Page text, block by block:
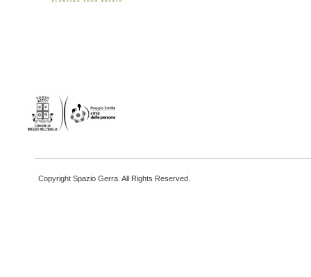
Copyright Spazio Gerra. All Rights Reserved.